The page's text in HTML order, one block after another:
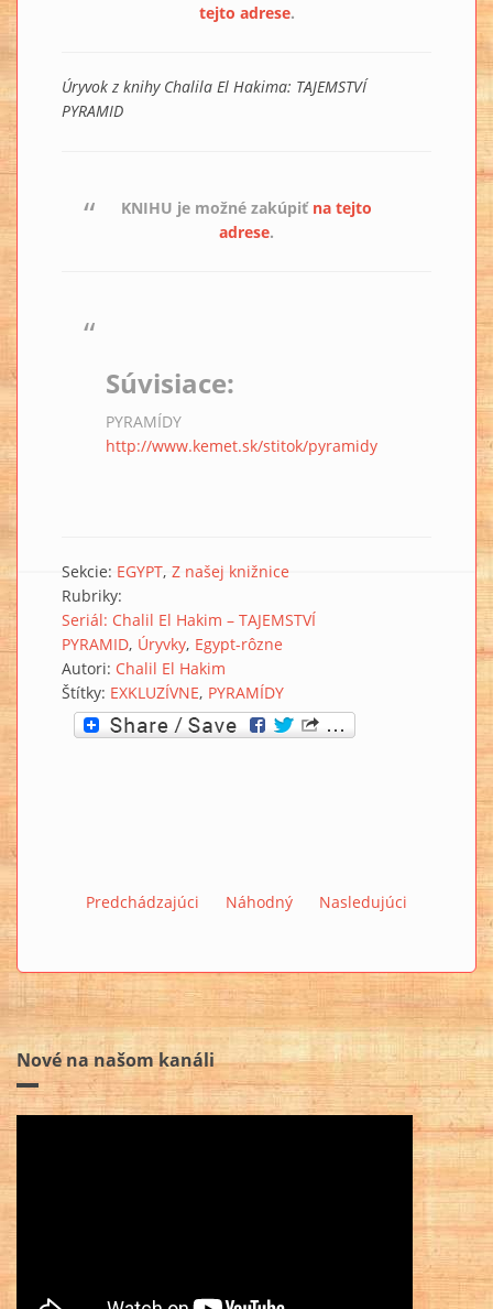
tejto adrese.
Úryvok z knihy Chalila El Hakima: TAJEMSTVÍ
PYRAMID
KNIHU je možné zakúpiť na tejto
adrese.
Súvisiace:
PYRAMÍDY
http://www.kemet.sk/stitok/pyramidy
Sekcie: EGYPT Z našej knižnice
Rubriky:
Seriál: Chalil El Hakim – TAJEMSTVÍ
PYRAMID Úryvky Egypt-rôzne
Autori: Chalil El Hakim
Štítky: EXKLUZÍVNE PYRAMÍDY
Predchádzajúci Náhodný Nasledujúci
Nové na našom kanáli